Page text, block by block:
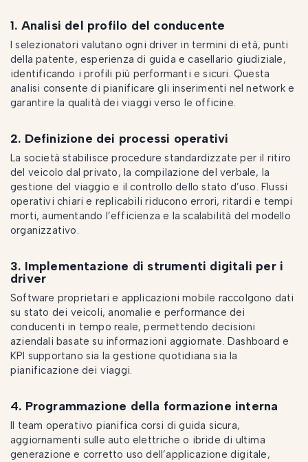
1. Analisi del profilo del conducente
I selezionatori valutano ogni driver in termini di età, punti
della patente, esperienza di guida e casellario giudiziale,
identificando i profili più performanti e sicuri. Questa
analisi consente di pianificare gli inserimenti nel network e
garantire la qualità dei viaggi verso le officine.
2. Definizione dei processi operativi
La società stabilisce procedure standardizzate per il ritiro
del veicolo dal privato, la compilazione del verbale, la
gestione del viaggio e il controllo dello stato d’uso. Flussi
operativi chiari e replicabili riducono errori, ritardi e tempi
morti, aumentando l’efficienza e la scalabilità del modello
organizzativo.
3. Implementazione di strumenti digitali per i
driver
Software proprietari e applicazioni mobile raccolgono dati
su stato dei veicoli, anomalie e performance dei
conducenti in tempo reale, permettendo decisioni
aziendali basate su informazioni aggiornate. Dashboard e
KPI supportano sia la gestione quotidiana sia la
pianificazione dei viaggi.
4. Programmazione della formazione interna
Il team operativo pianifica corsi di guida sicura,
aggiornamenti sulle auto elettriche o ibride di ultima
generazione e corretto uso dell’applicazione digitale,